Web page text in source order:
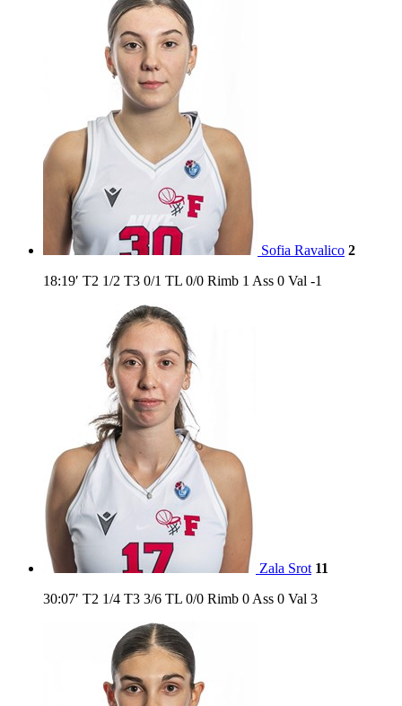
Sofia Ravalico 2
18:19′ T2 1/2 T3 0/1 TL 0/0 Rimb 1 Ass 0 Val -1
Zala Srot 11
30:07′ T2 1/4 T3 3/6 TL 0/0 Rimb 0 Ass 0 Val 3